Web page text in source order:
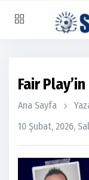
Fair
Ana Sayfa
10 Şubat, 2026,